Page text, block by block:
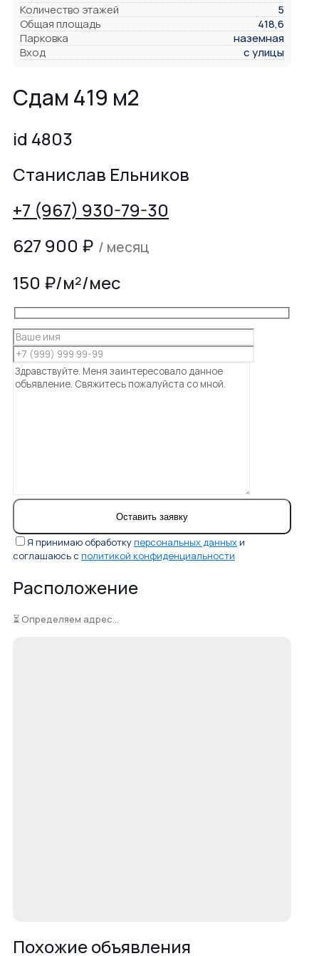
Количество этажей
5
Общая площадь
418,6
Парковка
наземная
Вход
с улицы
Сдам 419 м2
id 4803
Станислав Ельников
+7 (967) 930-79-30
627 900 ₽ / месяц
150 ₽/м²/мес
Я принимаю обработкуперсональных данных и
соглашаюсь с политикой конфиденциальности
Расположение
⏳ Определяем адрес...
Похожие объявления